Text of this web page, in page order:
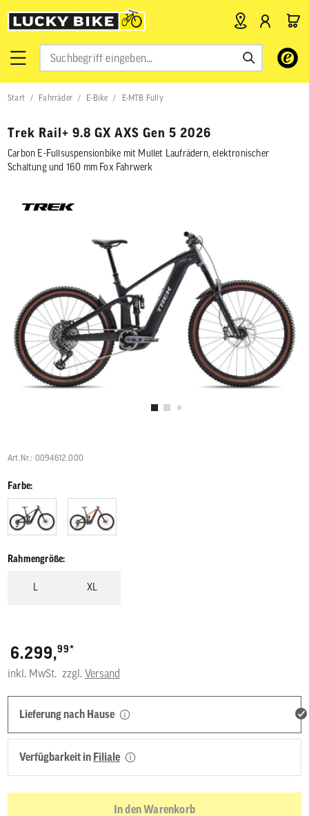
Verwende
Pfeile
nach
das
zu
gelangen.
Benutzer
von
können
Touch-
und
Start Fahrräder E-Bike E-MTB Fully
Trek Rail+ 9.8 GX AXS Gen 5 2026
Carbon E-Fullsuspensionbike mit Mullet Laufrädern, elektronischer
Schaltung und 160 mm Fox Fahrwerk
Art.Nr.: 0094612.000
Farbe:
Rahmengröße:
XL
6.299,99*
inkl. MwSt. zzgl. Versand
Lieferung nach Hause
Verfügbarkeit in Filiale
In den Warenkorb